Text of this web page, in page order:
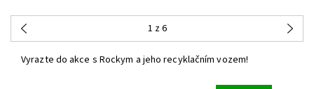
1 z 6
Vyrazte do akce s Rockym a jeho recyklačním vozem!